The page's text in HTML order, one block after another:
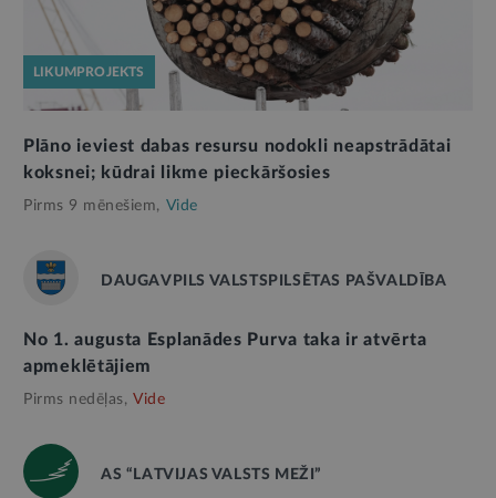
LIKUMPROJEKTS
Plāno ieviest dabas resursu nodokli neapstrādātai
koksnei; kūdrai likme pieckāršosies
Pirms 9 mēnešiem, Vide
DAUGAVPILS VALSTSPILSĒTAS PAŠVALDĪBA
No 1. augusta Esplanādes Purva taka ir atvērta
apmeklētājiem
Pirms nedēļas, Vide
AS “LATVIJAS VALSTS MEŽI”